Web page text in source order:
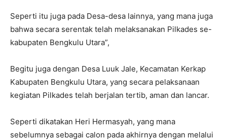
Seperti itu juga pada Desa-desa lainnya, yang mana juga
bahwa secara serentak telah melaksanakan Pilkades se-
kabupaten Bengkulu Utara”,
Begitu juga dengan Desa Luuk Jale, Kecamatan Kerkap
Kabupaten Bengkulu Utara, yang secara pelaksanaan
kegiatan Pilkades telah berjalan tertib, aman dan lancar.
Seperti dikatakan Heri Hermasyah, yang mana
sebelumnya sebagai calon pada akhirnya dengan melalui